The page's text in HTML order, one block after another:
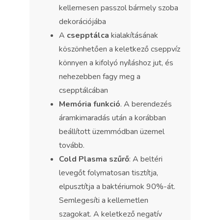
kellemesen passzol bármely szoba
dekorációjába
A csepptálca kialakításának
köszönhetően a keletkező cseppvíz
könnyen a kifolyó nyíláshoz jut, és
nehezebben fagy meg a
csepptálcában
Memória funkció. A berendezés
áramkimaradás után a korábban
beállított üzemmódban üzemel
tovább.
Cold Plasma szűrő: A beltéri
levegőt folymatosan tisztítja,
elpusztítja a baktériumok 90%-át.
Semlegesíti a kellemetlen
szagokat. A keletkező negatív